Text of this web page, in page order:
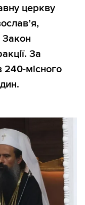
церкву
Закон
За
240-місного